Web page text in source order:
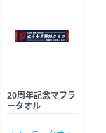
20周年記念マフラ
ータオル